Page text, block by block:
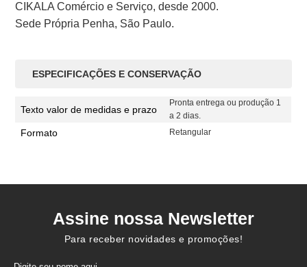
CIKALA Comércio e Serviço, desde 2000.
Sede Própria Penha, São Paulo.
ESPECIFICAÇÕES E CONSERVAÇÃO
Texto valor de medidas e prazo
Pronta entrega ou produção 1
a 2 dias.
Formato Retangular
Assine nossa Newsletter
Para receber novidades e promoções!